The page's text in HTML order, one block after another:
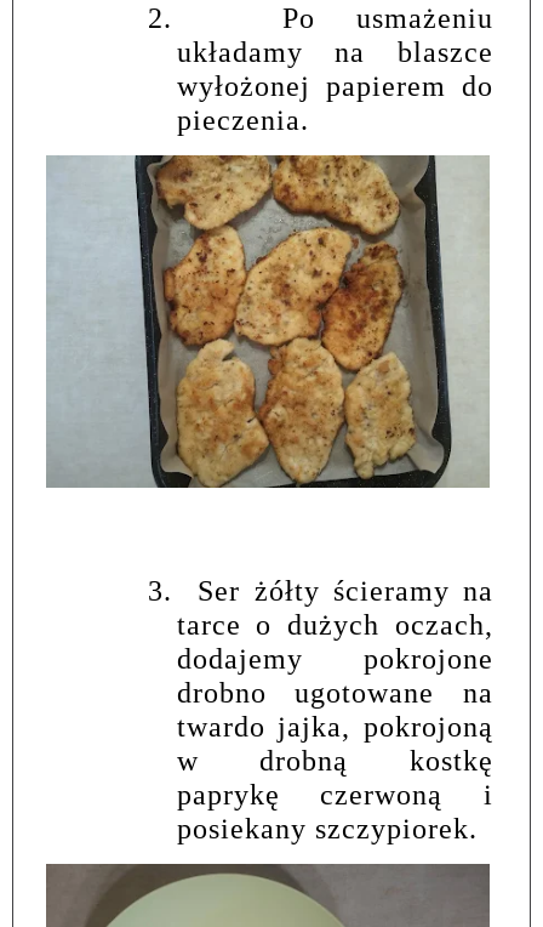
2.
Po usmażeniu
układamy na blaszce
wyłożonej papierem do
pieczenia.
3.
Ser żółty ścieramy na
tarce o dużych oczach,
dodajemy pokrojone
drobno ugotowane na
twardo jajka, pokrojoną
w drobną kostkę
paprykę czerwoną i
posiekany szczypiorek.